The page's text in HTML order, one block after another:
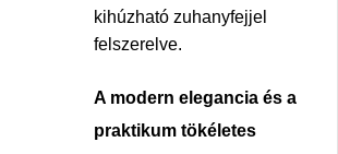
kihúzható zuhanyfejjel
felszerelve.
A modern elegancia és a
praktikum tökéletes